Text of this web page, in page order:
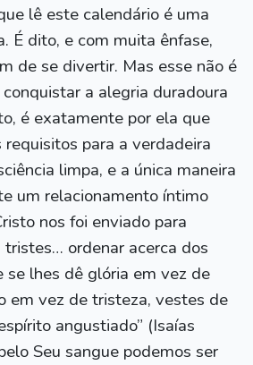
lê este calendário é uma
É dito, e com muita ênfase,
de se divertir. Mas esse não é
a alegria duradoura
é exatamente por ela que
para a verdadeira
limpa, e a única maneira
um relacionamento íntimo
nos foi enviado para
tristes… ordenar acerca dos
se lhes dê glória em vez de
em vez de tristeza, vestes de
angustiado” (Isaías
Seu sangue podemos ser